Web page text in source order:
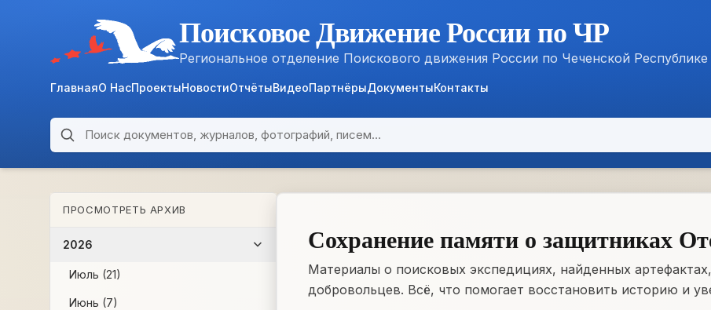
ARCHIVE
WWII • 1939–1945
Поисковое Движение России по ЧР
Региональное отделение Поискового движения России по Чеченской Республике
ГлавнаяО НасПроектыНовостиОтчётыВидеоПартнёрыДокументыКонтакты
Поиск по архиву
ПРОСМОТРЕТЬ АРХИВ
2026
Июль (21)
Июнь (7)
Сохранение памяти о защитниках
Материалы о поисковых экспедициях, найденных
добровольцев. Всё, что помогает восстановить историю и